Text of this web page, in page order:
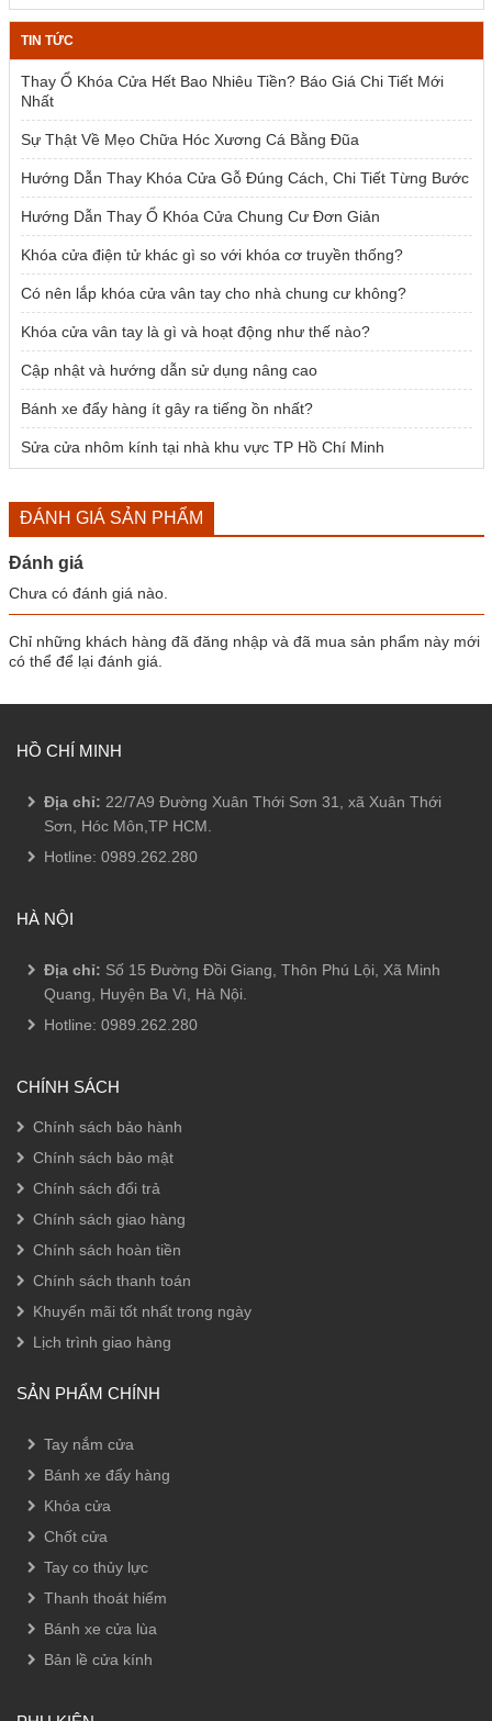
gốc
là:
hiện
tại
1.500.000 ₫.
TIN TỨC
Thay Ổ Khóa Cửa Hết Bao Nhiêu Tiền? Báo Giá Chi Tiết Mới
Nhất
Sự Thật Về Mẹo Chữa Hóc Xương Cá Bằng Đũa
Hướng Dẫn Thay Khóa Cửa Gỗ Đúng Cách, Chi Tiết Từng Bước
Hướng Dẫn Thay Ổ Khóa Cửa Chung Cư Đơn Giản
Khóa cửa điện tử khác gì so với khóa cơ truyền thống?
Có nên lắp khóa cửa vân tay cho nhà chung cư không?
Khóa cửa vân tay là gì và hoạt động như thế nào?
Cập nhật và hướng dẫn sử dụng nâng cao
Bánh xe đẩy hàng ít gây ra tiếng ồn nhất?
Sửa cửa nhôm kính tại nhà khu vực TP Hồ Chí Minh
ĐÁNH GIÁ SẢN PHẨM
Đánh giá
Chưa có đánh giá nào.
Chỉ những khách hàng đã đăng nhập và đã mua sản phẩm này mới
có thể để lại đánh giá.
HỒ CHÍ MINH
Địa chỉ: 22/7A9 Đường Xuân Thới Sơn 31, xã Xuân Thới
Sơn, Hóc Môn,TP HCM.
Hotline: 0989.262.280
HÀ NỘI
Địa chỉ: Số 15 Đường Đồi Giang, Thôn Phú Lội, Xã Minh
Quang, Huyện Ba Vì, Hà Nội.
Hotline: 0989.262.280
CHÍNH SÁCH
Chính sách bảo hành
Chính sách bảo mật
Chính sách đổi trả
Chính sách giao hàng
Chính sách hoàn tiền
Chính sách thanh toán
Khuyến mãi tốt nhất trong ngày
Lịch trình giao hàng
SẢN PHẨM CHÍNH
Tay nắm cửa
Bánh xe đẩy hàng
Khóa cửa
Chốt cửa
Tay co thủy lực
Thanh thoát hiểm
Bánh xe cửa lùa
Bản lề cửa kính